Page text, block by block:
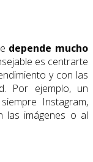
depende mucho
es centrarte
y con las
Por ejemplo, un
Instagram,
las imágenes o al